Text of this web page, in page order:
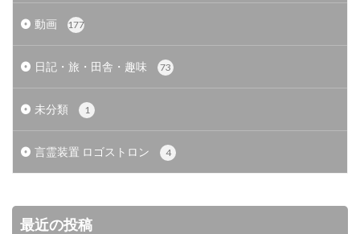
動画 177
日記・旅・田舎・趣味 73
未分類 1
言霊装置 ロゴストロン 4
最近の投稿